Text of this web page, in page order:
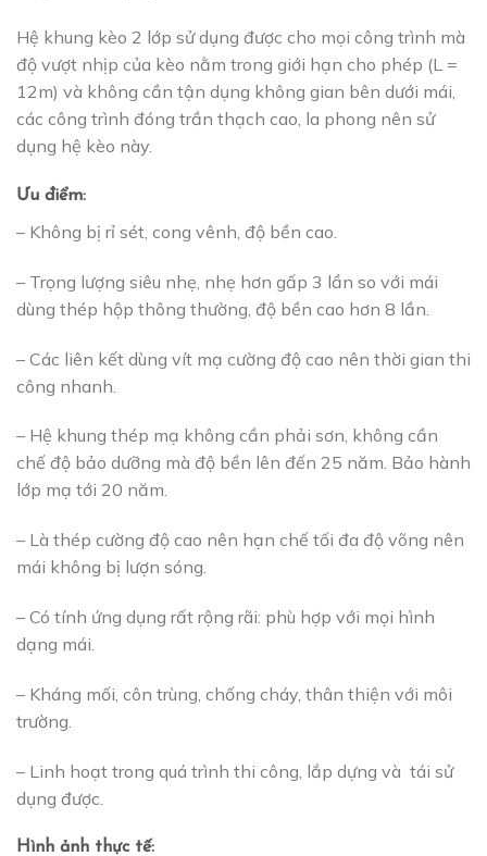
Hệ khung kèo 2 lớp sử dụng được cho mọi công trình mà
độ vượt nhịp của kèo nằm trong giới hạn cho phép (L =
12m) và không cần tận dụng không gian bên dưới mái,
các công trình đóng trần thạch cao, la phong nên sử
dụng hệ kèo này.
Ưu điểm:
– Không bị rỉ sét, cong vênh, độ bền cao.
– Trọng lượng siêu nhẹ, nhẹ hơn gấp 3 lần so với mái
dùng thép hộp thông thường, độ bền cao hơn 8 lần.
– Các liên kết dùng vít mạ cường độ cao nên thời gian thi
công nhanh.
– Hệ khung thép mạ không cần phải sơn, không cần
chế độ bảo dưỡng mà độ bền lên đến 25 năm. Bảo hành
lớp mạ tới 20 năm.
– Là thép cường độ cao nên hạn chế tối đa độ võng nên
mái không bị lượn sóng.
– Có tính ứng dụng rất rộng rãi: phù hợp với mọi hình
dạng mái.
– Kháng mối, côn trùng, chống cháy, thân thiện với môi
trường.
– Linh hoạt trong quá trình thi công, lắp dựng và tái sử
dụng được.
Hình ảnh thực tế: